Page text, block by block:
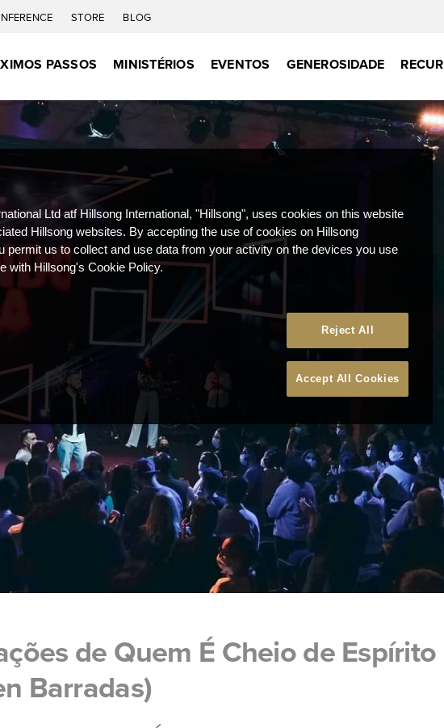
STORE BLOG
PASSOS MINISTÉRIOS EVENTOS GENEROSIDADE
de Quem É Cheio de Espírito
Barradas)
Ltd atf Hillsong International, "Hillsong", uses cookies on this website
Hillsong websites. By accepting the use of cookies on Hillsong
permit us to collect and use data from your activity on the devices you use
with Hillsong's Cookie Policy.
Reject All
Accept All Cookies